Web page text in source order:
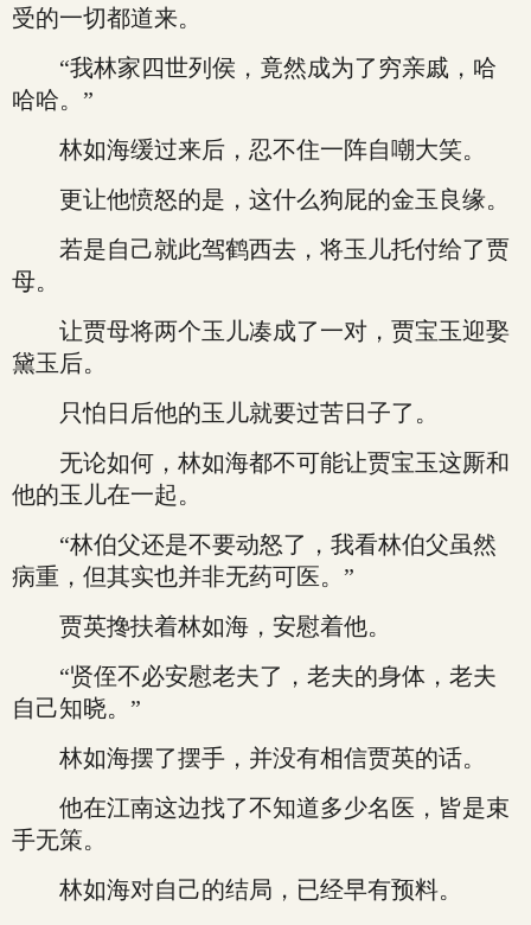
受的一切都道来。
“我林家四世列侯，竟然成为了穷亲戚，哈
哈哈。”
林如海缓过来后，忍不住一阵自嘲大笑。
更让他愤怒的是，这什么狗屁的金玉良缘。
若是自己就此驾鹤西去，将玉儿托付给了贾
母。
让贾母将两个玉儿凑成了一对，贾宝玉迎娶
黛玉后。
只怕日后他的玉儿就要过苦日子了。
无论如何，林如海都不可能让贾宝玉这厮和
他的玉儿在一起。
“林伯父还是不要动怒了，我看林伯父虽然
病重，但其实也并非无药可医。”
贾英搀扶着林如海，安慰着他。
“贤侄不必安慰老夫了，老夫的身体，老夫
自己知晓。”
林如海摆了摆手，并没有相信贾英的话。
他在江南这边找了不知道多少名医，皆是束
手无策。
林如海对自己的结局，已经早有预料。